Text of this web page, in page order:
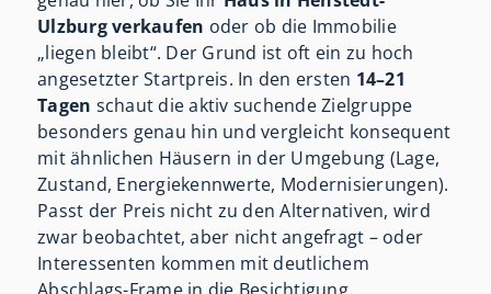
Ulzburg verkaufen oder ob die Immobilie
„liegen bleibt“. Der Grund ist oft ein zu hoch
angesetzter Startpreis. In den ersten 14–21
Tagen schaut die aktiv suchende Zielgruppe
besonders genau hin und vergleicht konsequent
mit ähnlichen Häusern in der Umgebung (Lage,
Zustand, Energiekennwerte, Modernisierungen).
Passt der Preis nicht zu den Alternativen, wird
zwar beobachtet, aber nicht angefragt – oder
Interessenten kommen mit deutlichem